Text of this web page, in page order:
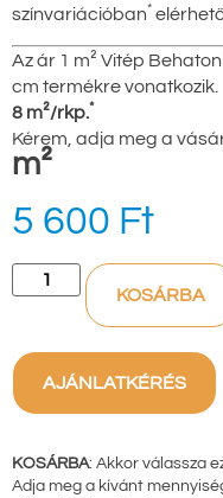
színvariációban*
Az ár 1 m² Vitép
cm termékre vonatkozik.
8 m²/rkp.*
Kérem, adja meg a
m²
5 600 Ft
KOSÁRBA
AJÁNLATKÉRÉS
KOSÁRBA: Akkor válassza
Adja meg a kívánt